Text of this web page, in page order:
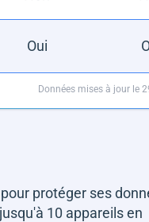
Oui
Données mises à jour le
protéger ses
10 appareils en